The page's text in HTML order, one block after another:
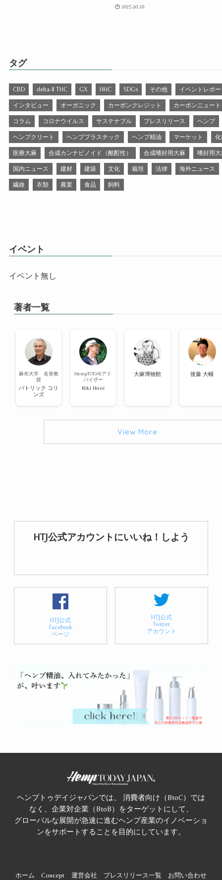
2025.10.20
タグ
CBD delta-8 THC GX HHC SDGs その他 イベントレポ
インタビュー オーガニック カーボンクレジット カーボンニュー
コラム コロナウイルス サステナブル プレスリリース ヘンプ
ヘンプクリート ヘンププラスチック ヘンプ精油 マーケット
医療大麻 合成カンナビノイド（酩酊性） 合成嗜好用大麻 嗜好用
国内ニュース 建材 建築 文化 栽培 法律 海外ニュース
繊維 衣類 農業 食品 飼料
イベント
イベント無し
著者一覧
麻布大学 名誉教
授
パトリック コリ
ンズ
HempTODAYアド
バイザー
Riki Hiroi
大麻博物館 後藤 大輔
View More
HTJ公式アカウントにいいね！しよう
HTJ公式
Facebook
ページ
HTJ公式
Twitter
アカウント
ヘンプトゥデイジャパンでは、 消費者向け（BtoC）では
なく、企業対企業（BtoB）をターゲットにして、
グローバルな展開が急速に進むヘンプ産業のイノベーショ
ンをサポートすることを目的にしています。
ホーム Concept 運営会社 プレスリリース一覧 お問い合わせ